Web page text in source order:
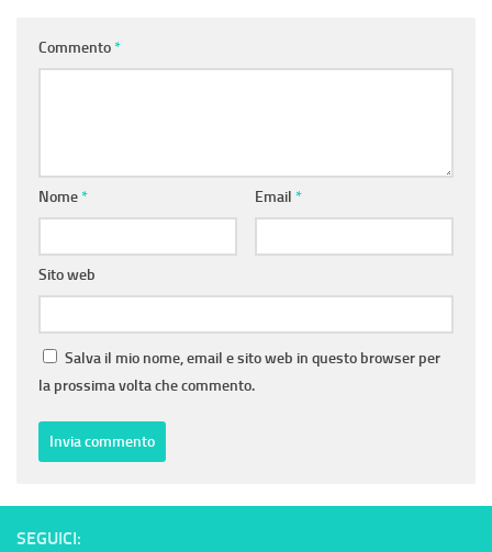
Commento*
Nome* Email *
Sito web
Salva il mio nome, email e sito web in questo browser per
la prossima volta che commento.
SEGUICI: